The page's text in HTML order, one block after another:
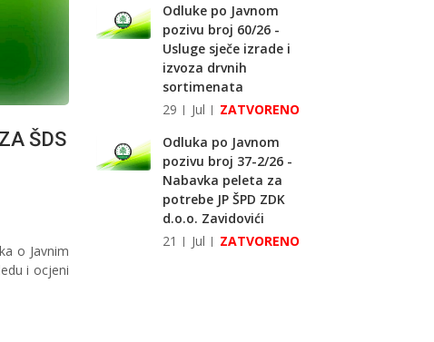
ŠDS
o Javnim
i ocjeni
Odluke po Javnom
pozivu broj 60/26 -
Usluge sječe izrade i
izvoza drvnih
sortimenata
29
Jul
ZATVORENO
Odluka po Javnom
pozivu broj 37-2/26 -
Nabavka peleta za
potrebe JP ŠPD ZDK
d.o.o. Zavidovići
21
Jul ZATVORENO